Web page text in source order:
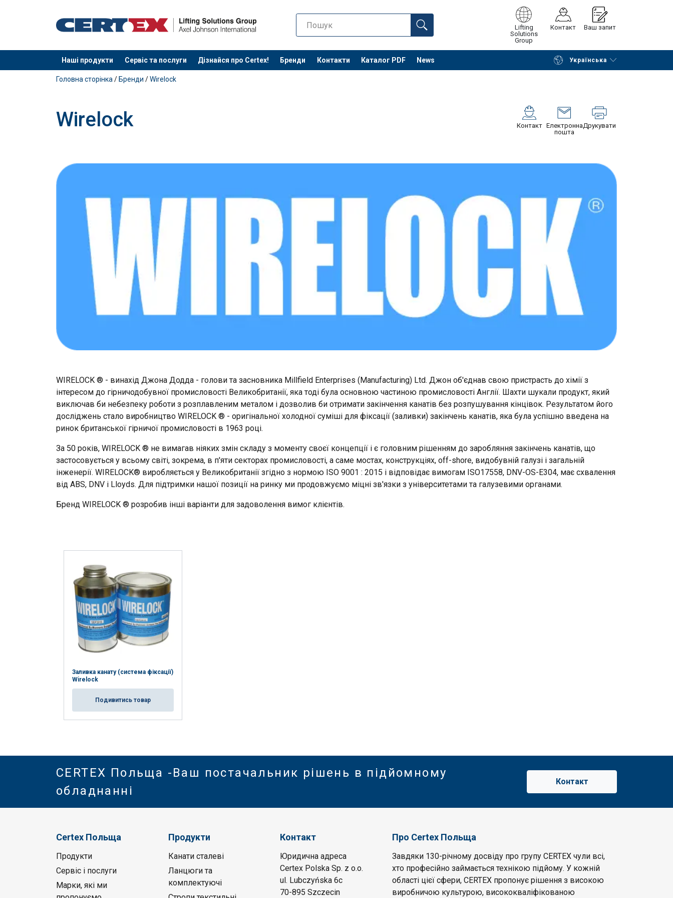
Lifting
Solutions
Group
Контакт Ваш запит
Наші продукти Сервіс та послуги Дізнайся про Certex! Бренди Контакти Каталог PDF News Українська
added to your quote Continue Request quotation
Головна сторінка / Бренди /Wirelock
Wirelock Контакт Електронна
пошта
Друкувати
WIRELOCK ® - винахід Джона Додда - голови та засновника Millfield Enterprises (Manufacturing) Ltd. Джон об'єднав свою пристрасть до хімії з
інтересом до гірничодобувної промисловості Великобританії, яка тоді була основною частиною промисловості Англії. Шахти шукали продукт, який
виключав би небезпеку роботи з розплавленим металом і дозволив би отримати закінчення канатів без розпушування кінцівок. Результатом його
досліджень стало виробництво WIRELOCK ® - оригінальної холодної суміші для фіксації (заливки) закінчень канатів, яка була успішно введена на
ринок британської гірничої промисловості в 1963 році.
За 50 років, WIRELOCK ® не вимагав ніяких змін складу з моменту своєї концепції і є головним рішенням до заробляння закінчень канатів, що
застосовується у всьому світі, зокрема, в п'яти секторах промисловості, а саме мостах, конструкціях, off-shore, видобувній галузі і загальній
інженерії. WIRELOCK® виробляється у Великобританії згідно з нормою ISO 9001 : 2015 і відповідає вимогам ISO17558, DNV-OS-E304, має схвалення
від ABS, DNV і Lloyds. Для підтримки нашої позиції на ринку ми продовжуємо міцні зв'язки з університетами та галузевими органами.
Бренд WIRELOCK ® розробив інші варіанти для задоволення вимог клієнтів.
Заливка канату (система фіксації)
Wirelock
Подивитись товар
CERTEX Польща -Ваш постачальник рішень в підйомному
обладнанні
Контакт
Certex Польща
Продукти
Сервіс і послуги
Марки, які ми
Продукти
Канати сталеві
Ланцюги та
комплектуючі
Контакт
Юридична адреса
Certex Polska Sp. z o.o.
ul. Lubczyńska 6c
70-895 Szczecin
Про Certex Польща
Завдяки 130-річному досвіду про групу CERTEX чули всі,
хто професійно займається технікою підйому. У кожній
області цієї сфери, CERTEX пропонує рішення з високою
виробничою культурою, висококваліфікованою
ENGLISH TRANSLATION
Ta strona używa plików cookie
Używamy plików cookie w celu personalizacji treści, reklam i analizy naszego ruchu. Udostępniamy
również informacje o tym, jak korzystasz z naszej witryny, naszym partnerom reklamowym i
analitycznym, którzy mogą łączyć je z innymi informacjami, które im przekazałeś lub które zebrali w
wyniku korzystania przez Ciebie z ich usług.
POKAŻ SZCZEGÓŁY